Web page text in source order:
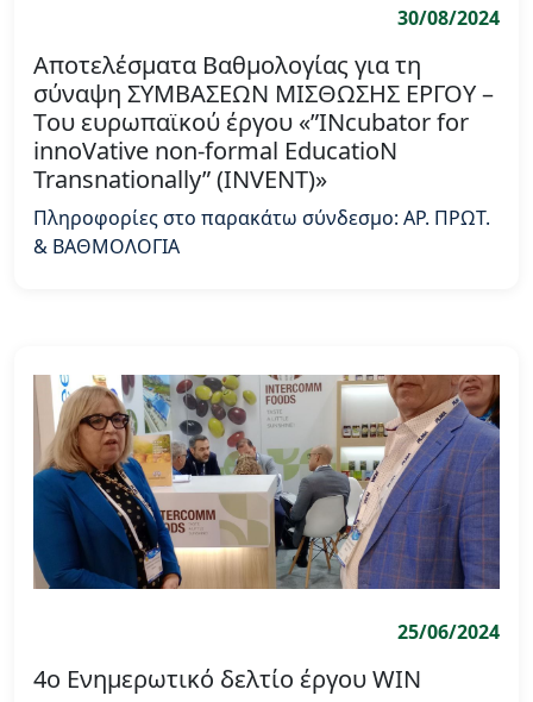
30/08/2024
Αποτελέσματα Βαθμολογίας για τη
σύναψη ΣΥΜΒΑΣΕΩΝ ΜΙΣΘΩΣΗΣ ΕΡΓΟΥ –
Tου ευρωπαϊκού έργου «”INcubator for
innoVative non-formal EducatioN
Transnationally” (INVENT)»
Πληροφορίες στο παρακάτω σύνδεσμο: ΑΡ. ΠΡΩΤ.
& ΒΑΘΜΟΛΟΓΙΑ
25/06/2024
4o Ενημερωτικό δελτίο έργου WIN